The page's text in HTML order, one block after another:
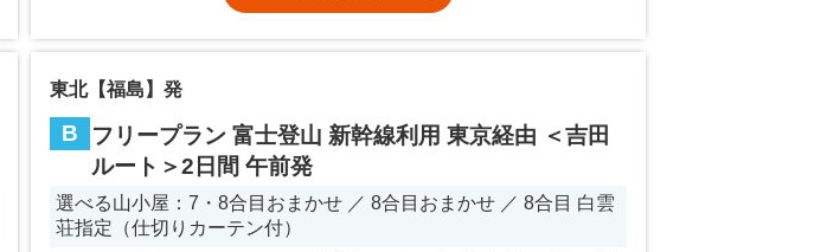
東北【福島】発
B
フリープラン 富士登山 新幹線利用 東京経由 ＜吉田
ルート＞2日間 午前発
選べる山小屋：7・8合目おまかせ ／ 8合目おまかせ ／ 8合目 白雲
荘指定（仕切りカーテン付）